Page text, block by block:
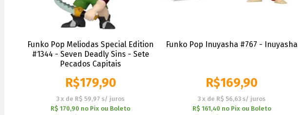
Funko Pop Meliodas Special Edition
#1344 - Seven Deadly Sins - Sete
Pecados Capitais
R$179,90
3 x de R$ 59,97 s/ juros
R$ 170,90 no Pix ou Boleto
Funko Pop Inuyasha #767 - Inuyasha
R$169,90
3 x de R$ 56,63 s/ juros
R$ 161,40 no Pix ou Boleto